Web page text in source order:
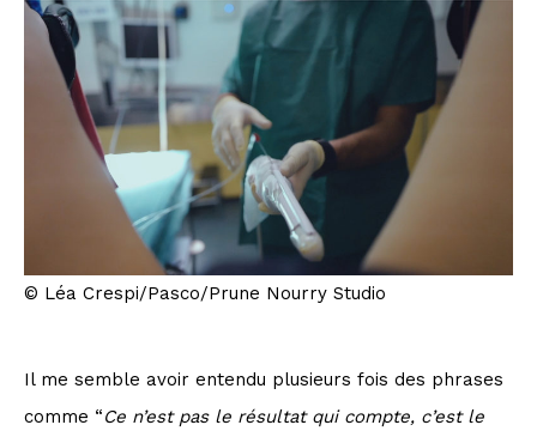
© Léa Crespi/Pasco/Prune Nourry Studio
Il me semble avoir entendu plusieurs fois des phrases
comme “Ce n’est pas le résultat qui compte, c’est le